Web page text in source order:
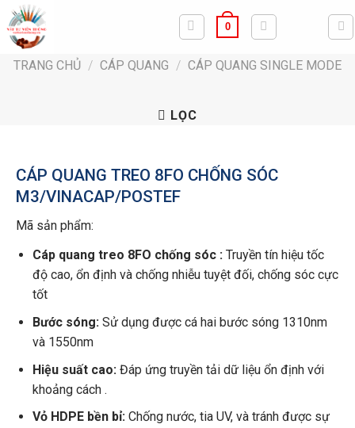
Bỏ
qua
nội
dung
0
TRANG CHỦ / CÁP QUANG / CÁP QUANG SINGLE MODE
LỌC
CÁP QUANG TREO 8FO CHỐNG SÓC
M3/VINACAP/POSTEF
Mã sản phẩm:
Cáp quang treo 8FO chống sóc :Truyền tín hiệu tốc
độ cao, ổn định và chống nhiễu tuyệt đối, chống sóc cực
tốt
Bước sóng:Sử dụng được cá hai bước sóng 1310nm
và 1550nm
Hiệu suất cao:Đáp ứng truyền tải dữ liệu ổn định với
khoảng cách .
Vỏ HDPE bền bỉ:Chống nước, tia UV, và tránh được sự